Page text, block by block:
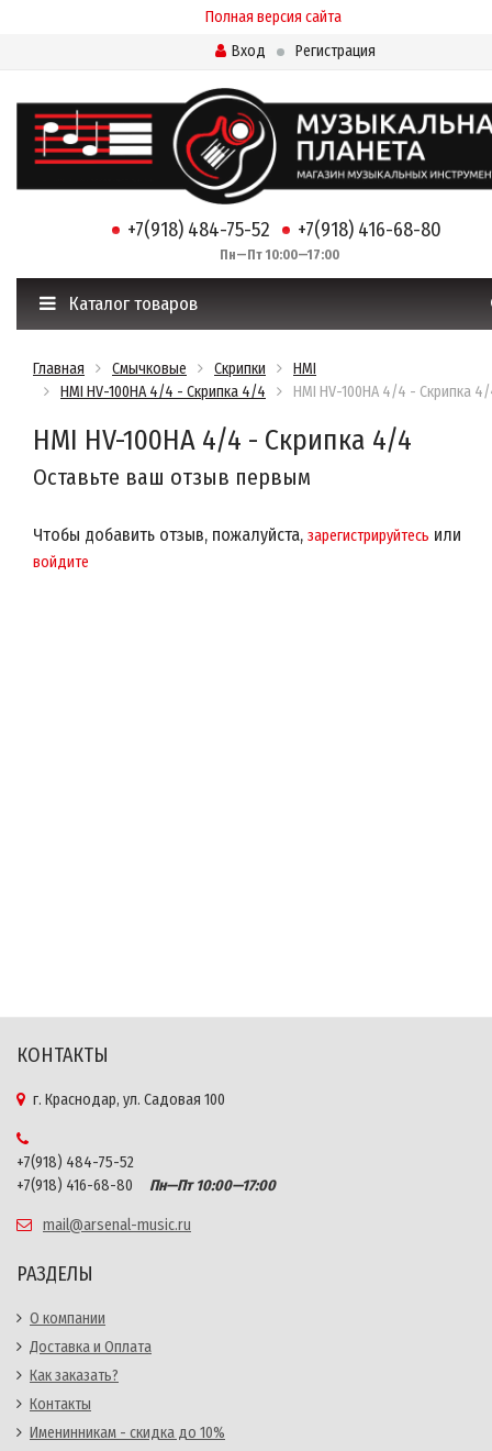
Полная версия сайта
Вход
Регистрация
+7(918) 484-75-52 +7(918) 416-68-80
Пн—Пт 10:00—17:00
Каталог товаров
Главная Смычковые Скрипки
HMI
HMI HV-100HA 4/4 - Скрипка 4/4
HMI HV-100HA 4/4 - Скрипка
HMI HV-100HA 4/4 - Скрипка 4/4
Оставьте ваш отзыв первым
Чтобы добавить отзыв, пожалуйста, зарегистрируйтесь или
войдите
КОНТАКТЫ
г. Краснодар, ул. Садовая 100
+7(918) 484-75-52
+7(918) 416-68-80
Пн—Пт 10:00—17:00
mail@arsenal-music.ru
РАЗДЕЛЫ
О компании
Доставка и Оплата
Как заказать?
Контакты
Именинникам - скидка до 10%